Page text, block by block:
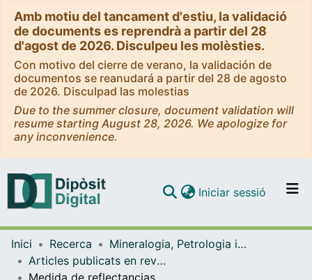
Amb motiu del tancament d'estiu, la validació
de documents es reprendrà a partir del 28
d'agost de 2026. Disculpeu les molèsties.
Con motivo del cierre de verano, la validación de
documentos se reanudará a partir del 28 de agosto
de 2026. Disculpad las molestias
Due to the summer closure, document validation will
resume starting August 28, 2026. We apologize for
any inconvenience.
Navega per tot el DD
Iniciar sessió (current)
Inici Recerca
Mineralogia, Petrologia i Geologia Aplicada
Articles publicats en revistes (Mineralogia, Petrologia i Geologia Aplicada)
Medida de reflectancias en inmersión en aceite mediante el método directo y cálculo de n y k de 400 a 1100 nm.